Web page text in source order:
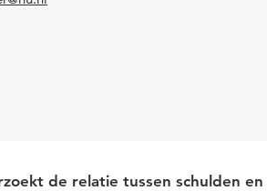
de relatie tussen schulden en